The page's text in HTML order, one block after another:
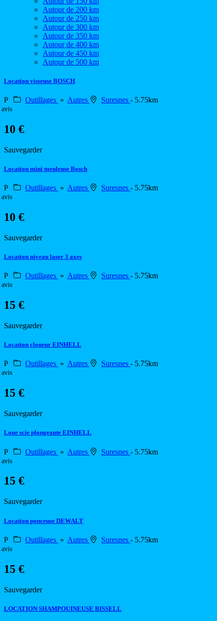
Autour de 200 km
Autour de 250 km
Autour de 300 km
Autour de 350 km
Autour de 400 km
Autour de 450 km
Autour de 500 km
Location visseuse BOSCH
P Outillages » Autres Suresnes - 5.75km
avis
10 €
Sauvegarder
Location mini meuleuse Bosch
P Outillages » Autres Suresnes - 5.75km
avis
10 €
Sauvegarder
Location niveau laser 3 axes
P Outillages » Autres Suresnes - 5.75km
avis
15 €
Sauvegarder
Location cloueur EINHELL
P Outillages » Autres Suresnes - 5.75km
avis
15 €
Sauvegarder
Loue scie plongeante EINHELL
P Outillages » Autres Suresnes - 5.75km
avis
15 €
Sauvegarder
Location ponceuse DEWALT
P Outillages » Autres Suresnes - 5.75km
avis
15 €
Sauvegarder
LOCATION SHAMPOUINEUSE BISSELL